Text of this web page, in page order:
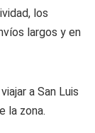
los
largos y en
a San Luis
la zona.